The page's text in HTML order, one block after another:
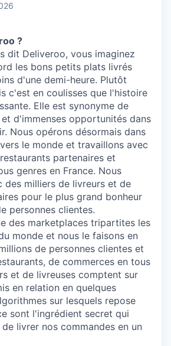
?
dit Deliveroo, vous imaginez
les bons petits plats livrés
d'une demi-heure. Plutôt
c'est en coulisses que l'histoire
Elle est synonyme de
d'immenses opportunités dans
Nous opérons désormais dans
le monde et travaillons avec
partenaires et
genres en France. Nous
des milliers de livreurs et de
pour le plus grand bonheur
personnes clientes.
des marketplaces tripartites les
monde et nous le faisons en
de personnes clientes et
de commerces en tous
et de livreuses comptent sur
en relation en quelques
sur lesquels repose
sont l'ingrédient secret qui
livrer nos commandes en un